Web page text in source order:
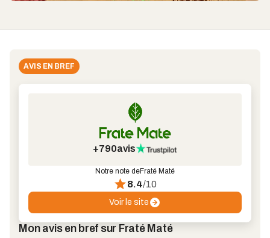
AVIS EN BREF
Mon avis en bref sur Fraté Maté
+790avis
Notre note deFraté Maté
8.4/10
Voir le site